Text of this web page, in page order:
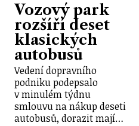
Vozový park
rozšíří deset
klasických
autobusů
Vedení dopravního
podniku podepsalo
v minulém týdnu
smlouvu na nákup deseti
autobusů, dorazit mají…